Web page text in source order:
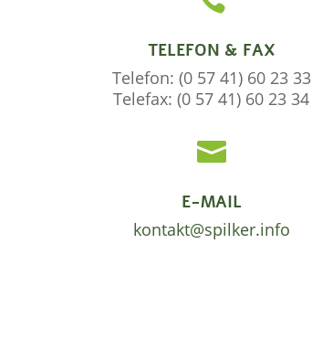
TELEFON & FAX
Telefon: (0 57 41) 60 23 33
Telefax: (0 57 41) 60 23 34

E-MAIL
kontakt@spilker.info